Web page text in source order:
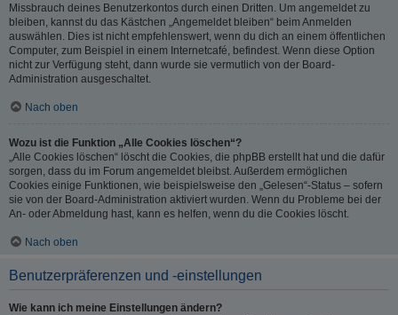
Missbrauch deines Benutzerkontos durch einen Dritten. Um angemeldet zu
bleiben, kannst du das Kästchen „Angemeldet bleiben“ beim Anmelden
auswählen. Dies ist nicht empfehlenswert, wenn du dich an einem öffentlichen
Computer, zum Beispiel in einem Internetcafé, befindest. Wenn diese Option
nicht zur Verfügung steht, dann wurde sie vermutlich von der Board-
Administration ausgeschaltet.
Nach oben
Wozu ist die Funktion „Alle Cookies löschen“?
„Alle Cookies löschen“ löscht die Cookies, die phpBB erstellt hat und die dafür
sorgen, dass du im Forum angemeldet bleibst. Außerdem ermöglichen
Cookies einige Funktionen, wie beispielsweise den „Gelesen“-Status – sofern
sie von der Board-Administration aktiviert wurden. Wenn du Probleme bei der
An- oder Abmeldung hast, kann es helfen, wenn du die Cookies löscht.
Nach oben
Benutzerpräferenzen und -einstellungen
Wie kann ich meine Einstellungen ändern?